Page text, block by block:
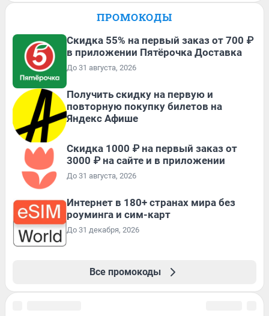
ПРОМОКОДЫ
Скидка 55% на первый заказ от 700 ₽
в приложении Пятёрочка Доставка
До 31 августа, 2026
Получить скидку на первую и
повторную покупку билетов на
Яндекс Афише
Скидка 1000 ₽ на первый заказ от
3000 ₽ на сайте и в приложении
До 31 августа, 2026
Интернет в 180+ странах мира без
роуминга и сим-карт
До 31 декабря, 2026
Все промокоды